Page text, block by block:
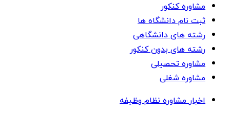
مشاوره کنکور
ثبت نام دانشگاه ها
رشته های دانشگاهی
رشته های بدون کنکور
مشاوره تحصیلی
مشاوره شغلی
اخبار مشاوره نظام وظیفه